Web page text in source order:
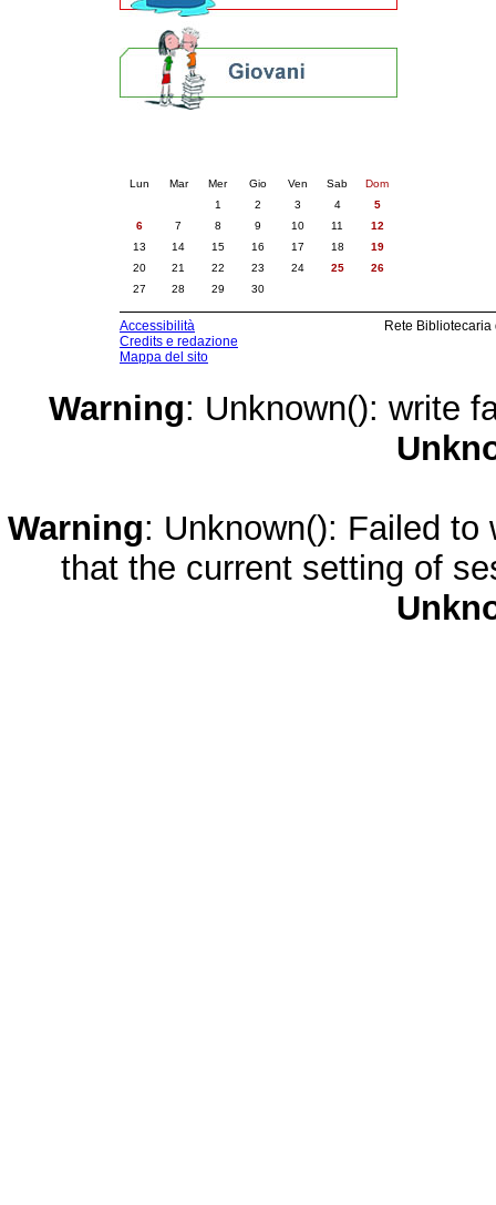
Lun Mar Mer Gio Ven Sab
Dom
1
2 3 4
5
6
7 8 9 10 11
12
13
14 15 16 17 18
19
20
21 22 23 24 25
26
27
28 29 30
Accessibilità
Credits e redazione
Mappa del sito
Rete
Warning: Unknown(): write
Warning: Unknown(): Failed
that the current setting of